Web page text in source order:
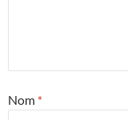
Nom *